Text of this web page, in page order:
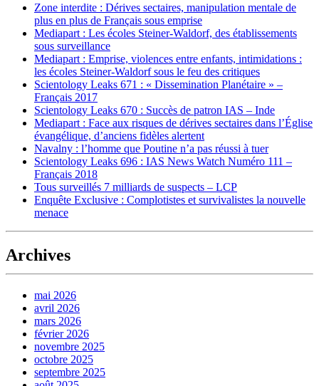
Zone interdite : Dérives sectaires, manipulation mentale de
plus en plus de Français sous emprise
Mediapart : Les écoles Steiner-Waldorf, des établissements
sous surveillance
Mediapart : Emprise, violences entre enfants, intimidations :
les écoles Steiner-Waldorf sous le feu des critiques
Scientology Leaks 671 : « Dissemination Planétaire » –
Français 2017
Scientology Leaks 670 : Succès de patron IAS – Inde
Mediapart : Face aux risques de dérives sectaires dans l’Église
évangélique, d’anciens fidèles alertent
Navalny : l’homme que Poutine n’a pas réussi à tuer
Scientology Leaks 696 : IAS News Watch Numéro 111 –
Français 2018
Tous surveillés 7 milliards de suspects – LCP
Enquête Exclusive : Complotistes et survivalistes la nouvelle
menace
Archives
mai 2026
avril 2026
mars 2026
février 2026
novembre 2025
octobre 2025
septembre 2025